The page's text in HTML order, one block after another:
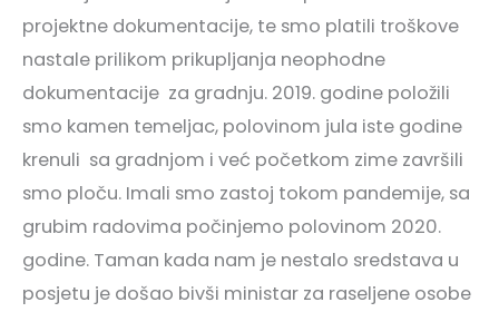
projektne dokumentacije, te smo platili troškove
nastale prilikom prikupljanja neophodne
dokumentacije za gradnju. 2019. godine položili
smo kamen temeljac, polovinom jula iste godine
krenuli sa gradnjom i već početkom zime završili
smo ploču. Imali smo zastoj tokom pandemije, sa
grubim radovima počinjemo polovinom 2020.
godine. Taman kada nam je nestalo sredstava u
posjetu je došao bivši ministar za raseljene osobe